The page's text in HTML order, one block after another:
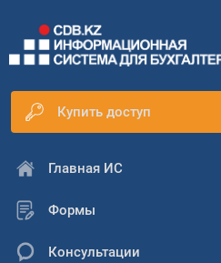
Купить доступ
Главная ИС
Формы
Консультации